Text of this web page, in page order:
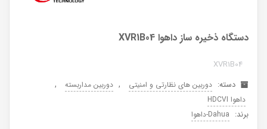
دستگاه ذخیره ساز داهوا XVR1B04
XVR1B04
دسته: دوربین های نظارتی و امنیتی , دوربین مداربسته ,
داهوا HDCVI
برند: Dahua-داهوا